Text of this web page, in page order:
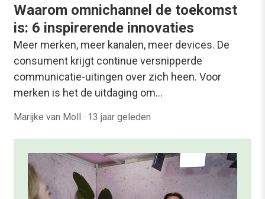
Waarom omnichannel de toekomst
is: 6 inspirerende innovaties
Meer merken, meer kanalen, meer devices. De
consument krijgt continue versnipperde
communicatie-uitingen over zich heen. Voor
merken is het de uitdaging om…
Marijke van Moll · 13 jaar geleden